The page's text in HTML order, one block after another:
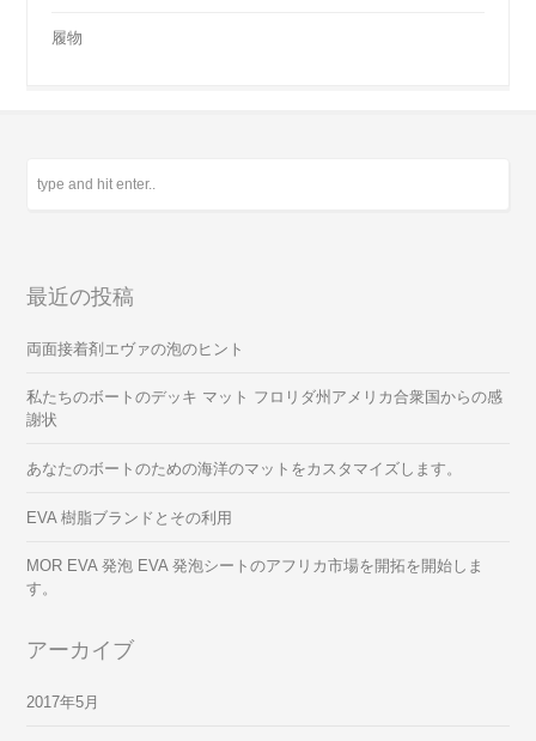
履物
最近の投稿
両面接着剤エヴァの泡のヒント
私たちのボートのデッキ マット フロリダ州アメリカ合衆国からの感
謝状
あなたのボートのための海洋のマットをカスタマイズします。
EVA 樹脂ブランドとその利用
MOR EVA 発泡 EVA 発泡シートのアフリカ市場を開拓を開始しま
す。
アーカイブ
2017年5月